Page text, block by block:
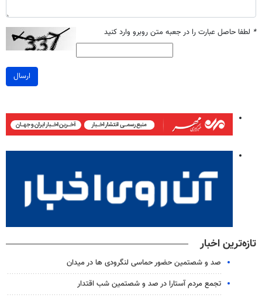
* لطفا حاصل عبارت را در جعبه متن روبرو وارد کنید
ارسال
تازه‌ترین اخبار
صد و شصتمین حضور حماسی لنگرودی ها در میدان
تجمع مردم آستارا در صد و شصتمین شب اقتدار